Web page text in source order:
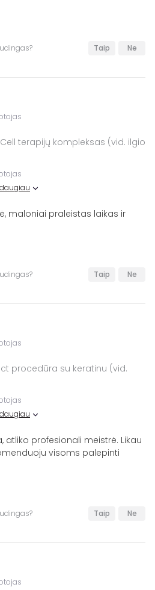
Taip Ne
terapijų kompleksas (vid. ilgio
maloniai praleistas laikas ir
Taip Ne
procedūra su keratinu (vid.
atliko profesionali meistrė. Likau
visoms palepinti
Taip Ne